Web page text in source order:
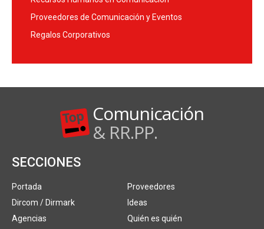
Proveedores de Comunicación y Eventos
Regalos Corporativos
Comunicación
& RR.PP.
SECCIONES
Portada
Dircom / Dirmark
Agencias
Proveedores
Ideas
Quién es quién